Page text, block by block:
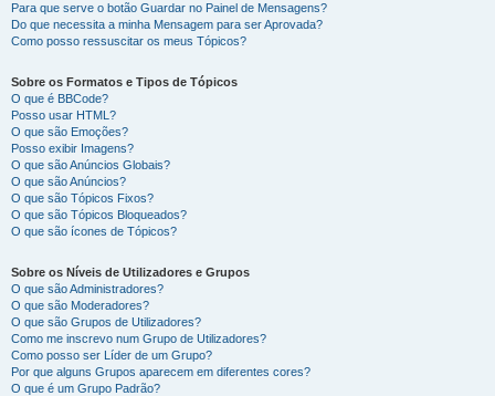
Para que serve o botão Guardar no Painel de Mensagens?
Do que necessita a minha Mensagem para ser Aprovada?
Como posso ressuscitar os meus Tópicos?
Sobre os Formatos e Tipos de Tópicos
O que é BBCode?
Posso usar HTML?
O que são Emoções?
Posso exibir Imagens?
O que são Anúncios Globais?
O que são Anúncios?
O que são Tópicos Fixos?
O que são Tópicos Bloqueados?
O que são ícones de Tópicos?
Sobre os Níveis de Utilizadores e Grupos
O que são Administradores?
O que são Moderadores?
O que são Grupos de Utilizadores?
Como me inscrevo num Grupo de Utilizadores?
Como posso ser Líder de um Grupo?
Por que alguns Grupos aparecem em diferentes cores?
O que é um Grupo Padrão?